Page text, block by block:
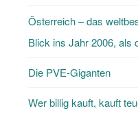
Österreich – das
Blick ins Jahr 2006, als
Die PVE-Giganten
Wer billig kauft, kauft